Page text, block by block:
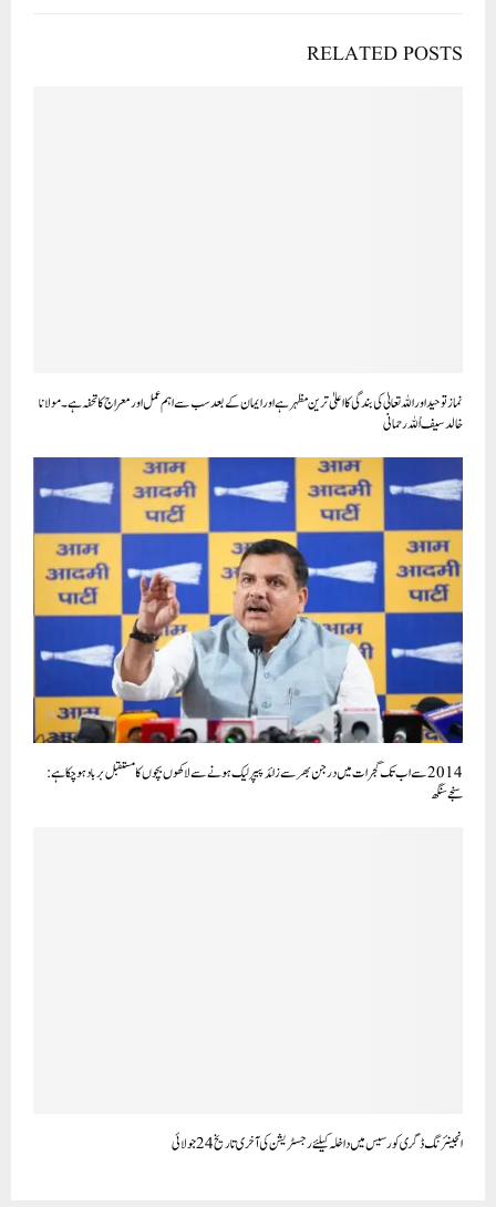
RELATED POSTS
نماز توحید اور اللہ تعالیٰ کی بندگی کا اعلیٰ ترین مظہر ہے اور ایمان کے بعد سب سے اہم عمل اور معراج کا تحفہ ہے ۔مولانا
خالد سیف اُللہ رحمانی
2014 سے اب تک گجرات میں درجن بھر سے زائد پیپر لیک ہونے سے لاکھوں بچوں کا مستقبل برباد ہو چکا ہے:
سنجے سنگھ
انجینئرنگ ڈگری کورسیس میں داخلہ کیلئے رجسٹریشن کی آخری تاریخ 24 جولائی